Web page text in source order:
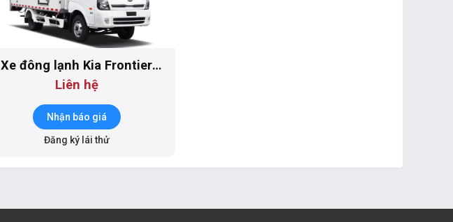
Xe đông lạnh Kia Frontier
K250L - DL1
Liên hệ
Nhận báo giá
Đăng ký lái thử